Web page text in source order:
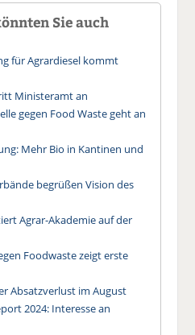
Sie auch
für Agrardiesel kommt
Ministeramt an
gegen Food Waste geht an
Mehr Bio in Kantinen und
begrüßen Vision des
Agrar-Akademie auf der
Foodwaste zeigt erste
Absatzverlust im August
2024: Interesse an